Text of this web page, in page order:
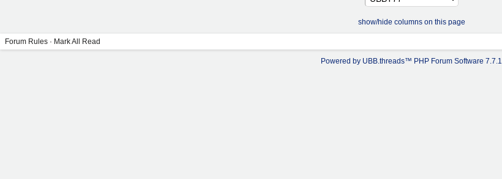
show/hide columns on this page
Forum Rules · Mark All Read
Powered by UBB.threads™ PHP Forum Software 7.7.1